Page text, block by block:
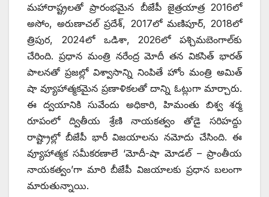
మహారాష్ట్రలతో ప్రారంభమైన బీజేపీ జైత్రయాత్ర 2016లో
అసోం, అరుణాచల్ ప్రదేశ్, 2017లో మణిపూర్, 2018లో
త్రిపుర, 2024లో ఒడిశా, 2026లో పశ్చిమబెంగాల్‌కు
చేరింది. ప్రధాన మంత్రి నరేంద్ర మోదీ తన వికసిత్ భారత్
పాలనతో ప్రజల్లో విశ్వాసాన్ని నింపితే హోం మంత్రి అమిత్
షా వ్యూహాత్మకమైన ప్రణాళికలతో దాన్ని ఓట్లుగా మార్చారు.
ఈ ద్వయానికి సువేందు అధికారి, హిమంతు బిశ్వ శర్మ
రూపంలో ద్వితీయ శ్రేణి నాయకత్వం తోడై సరిహద్దు
రాష్ట్రాల్లో బీజేపీ భారీ విజయాలను నమోదు చేసింది. ఈ
వ్యూహాత్మక సమీకరణాలే ‘మోదీ-షా మోడల్ – ప్రాంతీయ
నాయకత్వం’గా మారి బీజేపీ విజయాలకు ప్రధాన బలంగా
మారుతున్నాయి.